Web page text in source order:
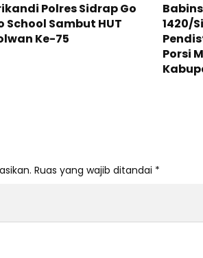
Polres Sidrap Go
School Sambut HUT
Ke-75
1420/
Porsi
Ruas yang wajib ditandai *